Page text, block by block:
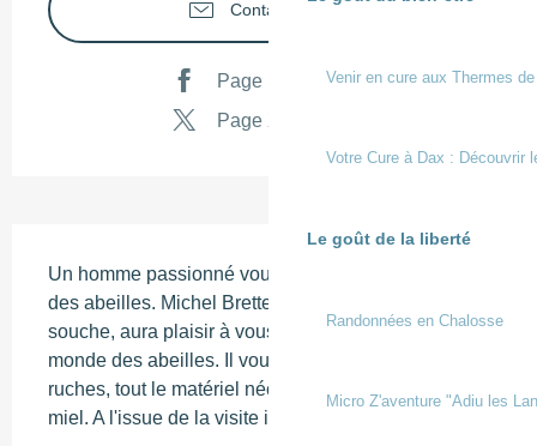
Venir en cure aux Thermes
Votre Cure à Dax : Découvrir
Le goût de la liberté
Randonnées en Chalosse
Micro Z'aventure "Adiu les
Contactez-nous
Page Facebook
Page X
Un homme passionné vous dévoile tous les secrets
des abeilles. Michel Brettes, chalossais de pure
souche, aura plaisir à vous transporter dans le
monde des abeilles. Il vous invite à découvrir les
ruches, tout le matériel nécessaire à la récolte du
miel. A l'issue de la visite il vous offrira une...